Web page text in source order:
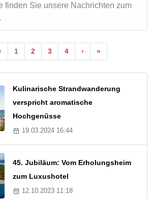
finden Sie unsere Nachrichten zum
.
1 2 3 4 › »
Kulinarische Strandwanderung
verspricht aromatische
Hochgenüsse
19.03.2024 16:44
45. Jubiläum: Vom Erholungsheim
zum Luxushotel
12.10.2023 11:18